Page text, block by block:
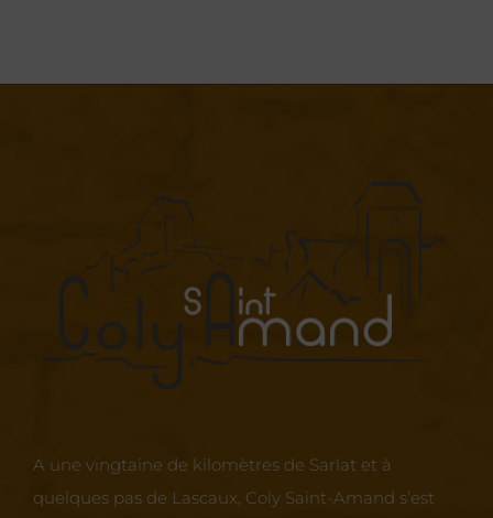
A une vingtaine de kilomètres de Sarlat et à
quelques pas de Lascaux, Coly Saint-Amand s’est